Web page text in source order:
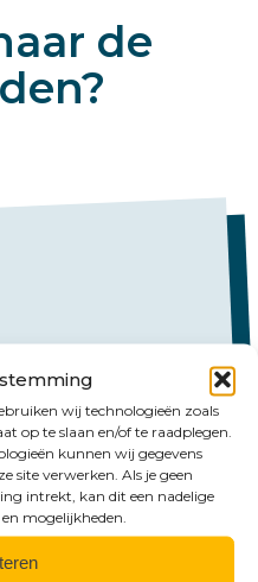
wij technologieën zoals
op te slaan en/of te raadplegen.
kunnen wij gegevens
site verwerken. Als je geen
intrekt, kan dit een nadelige
mogelijkheden.
de